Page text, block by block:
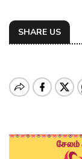
SHARE US